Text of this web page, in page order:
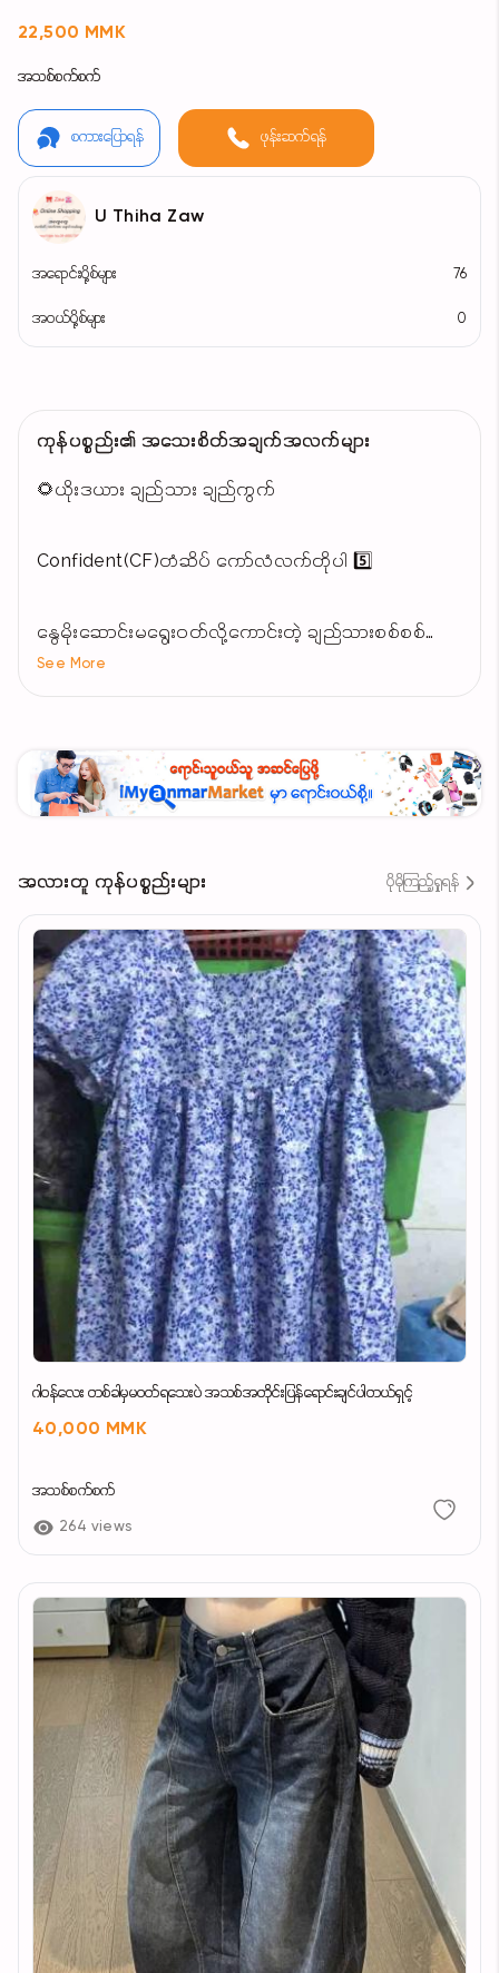
22,500 MMK
အသစ်စက်စက်
စကားပြောရန် ဖုန်းဆက်ရန်
U Thiha Zaw
အရောင်းပို့စ်များ 76
အဝယ်ပို့စ်များ 0
ကုန်ပစ္စည်း၏ အသေးစိတ်အချက်အလက်များ
🌻ယိုးဒယား ချည်သား ချည်ကွက်
Confident(CF)တံဆိပ် ကော်လံလက်တိုပါ 5️⃣
နွေမိုးဆောင်းမရွေးဝတ်လို့ကောင်းတဲ့ ချည်သားစစ်စစ်
အကွက်လေးပါ
သိပ်လှတဲ့ ရှပ်ကွက်လေးလာပါပီနော်
See More
အလားတူ ကုန်ပစ္စည်းများ ပိုမိုကြည့်ရှုရန်
ဂါဝန်လေး တစ်ခါမှမဝတ်ရသေးပဲ အသစ်အတိုင်းပြန်ရောင်းချင်ပါတယ်ရှင့်
40,000 MMK
အသစ်စက်စက်
264 views